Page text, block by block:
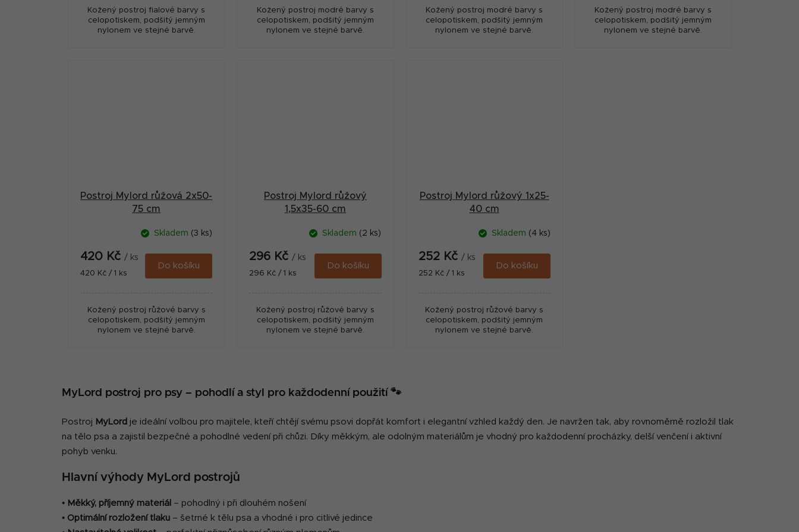
Kožený postroj fialové barvy s
celopotiskem, podšitý jemným
nylonem ve stejné barvě.
Kožený postroj modré barvy s
celopotiskem, podšitý jemným
nylonem ve stejné barvě.
Kožený postroj modré barvy s
celopotiskem, podšitý jemným
nylonem ve stejné barvě.
Kožený postroj modré barvy s
celopotiskem, podšitý jemným
nylonem ve stejné barvě.
Postroj Mylord růžová 2x50-
75 cm
Skladem (3 ks)
420 Kč / ks
Měrná
420 Kč / 1 ks
Do košíku
Kožený postroj růžové barvy s
celopotiskem, podšitý jemným
nylonem ve stejné barvě.
Postroj Mylord růžový
1,5x35-60 cm
Skladem (2 ks)
296 Kč/ ks
Měrná
296 Kč / 1 ks
Do košíku
Kožený postroj růžové barvy s
celopotiskem, podšitý jemným
nylonem ve stejné barvě.
Postroj Mylord růžový 1x25-
40 cm
Skladem (4 ks)
252 Kč / ks
Měrná
252 Kč / 1 ks
Do košíku
Kožený postroj růžové barvy s
celopotiskem, podšitý jemným
nylonem ve stejné barvě.
l
d
a
MyLord postroj pro psy – pohodlí a styl pro každodenní použití 🐾
Postroj MyLord je ideální volbou pro majitele, kteří chtějí svému psovi dopřát komfort i elegantní vzhled každý den. Je navržen tak, aby rovnoměrně rozložil tlak
na tělo psa a zajistil bezpečné a pohodlné vedení při chůzi. Díky měkkým, ale odolným materiálům je vhodný pro každodenní procházky, delší venčení i aktivní
pohyb venku.
Hlavní výhody MyLord postrojů
• Měkký, příjemný materiál – pohodlný i při dlouhém nošení
• Optimální rozložení tlaku – šetrné k tělu psa a vhodné i pro citlivé jedince